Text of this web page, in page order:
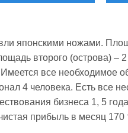
японскими ножами.
второго (острова) –
все необходимое
4 человека. Есть все
бизнеса 1, 5
прибыль в месяц